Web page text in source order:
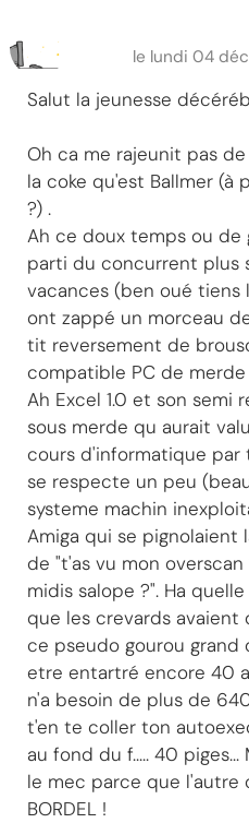
le lundi 04
Salut la jeunesse
Oh ca me rajeunit pas
la coke qu'est Ballmer (à
?) .
Ah ce doux temps ou de
parti du concurrent plus
vacances (ben oué tiens
ont zappé un morceau
tit reversement de
compatible PC de
Ah Excel 1.0 et son semi
sous merde qu aurait
cours d'informatique
se respecte un peu
systeme machin
Amiga qui se pignolaient
de "t'as vu mon
midis salope ?". Ha
que les crevards avaient
ce pseudo gourou
etre entartré encore 40
n'a besoin de plus de
t'en te coller ton
au fond du f..... 40
le mec parce que l'autre
BORDEL !